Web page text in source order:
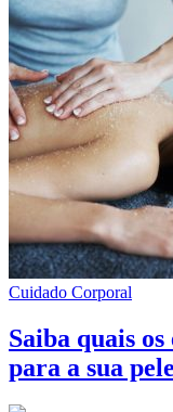
Cuidado Corporal
Saiba quais
para a sua pele